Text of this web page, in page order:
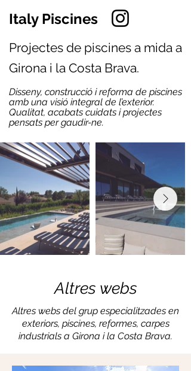
Italy Piscines
Projectes de piscines a mida a
Girona i la Costa Brava.
Disseny, construcció i reforma de piscines
amb una visió integral de l’exterior.
Qualitat, acabats cuidats i projectes
pensats per gaudir-ne.
Altres webs
Altres webs del grup especialitzades en
exteriors, piscines, reformes, carpes
industrials a Girona i la Costa Brava.